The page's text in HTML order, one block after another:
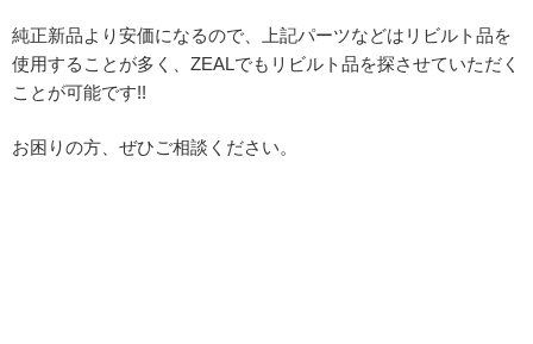
純正新品より安価になるので、上記パーツなどはリビルト品を
使用することが多く、ZEALでもリビルト品を探させていただく
ことが可能です!!
お困りの方、ぜひご相談ください。